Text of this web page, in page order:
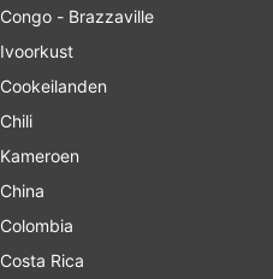
Congo - Brazzaville
Ivoorkust
Cookeilanden
Chili
Kameroen
China
Colombia
Costa Rica